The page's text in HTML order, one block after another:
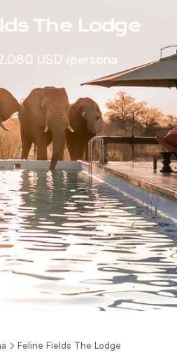
The Lodge
USD /persona
Feline Fields The Lodge